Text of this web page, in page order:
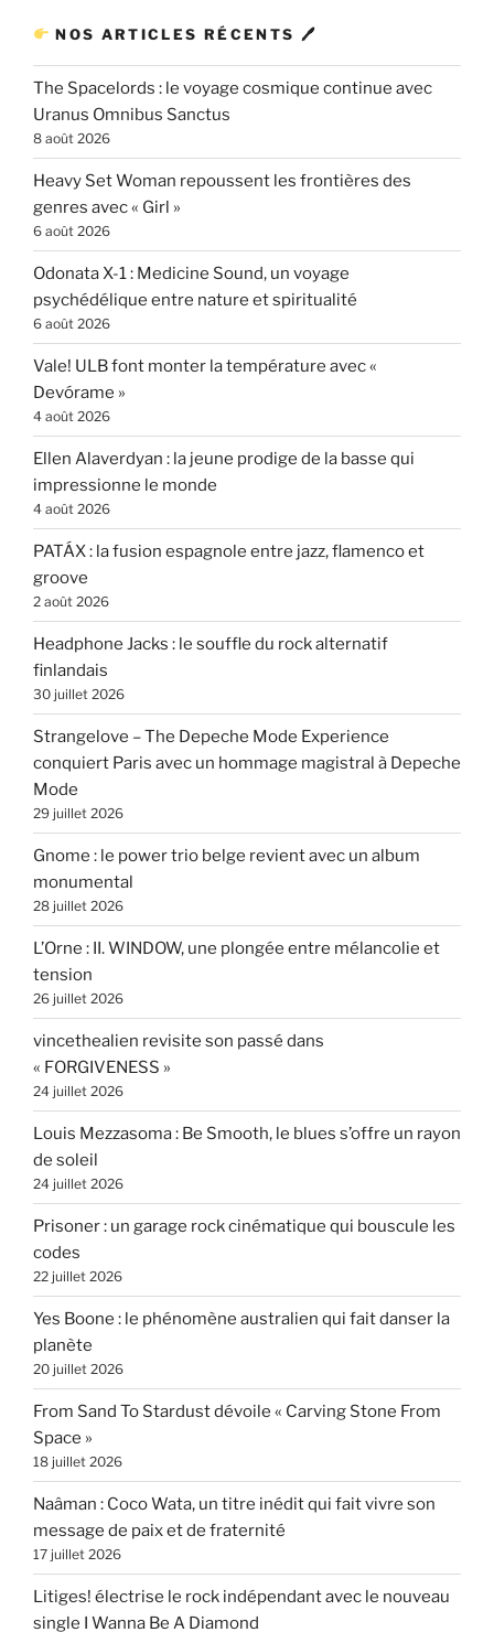
NOS ARTICLES RÉCENTS 🖊
The Spacelords : le voyage cosmique continue avec
Uranus Omnibus Sanctus
8 août 2026
Heavy Set Woman repoussent les frontières des
genres avec « Girl »
6 août 2026
Odonata X-1 : Medicine Sound, un voyage
psychédélique entre nature et spiritualité
6 août 2026
Vale! ULB font monter la température avec «
Devórame »
4 août 2026
Ellen Alaverdyan : la jeune prodige de la basse qui
impressionne le monde
4 août 2026
PATÁX : la fusion espagnole entre jazz, flamenco et
groove
2 août 2026
Headphone Jacks : le souffle du rock alternatif
finlandais
30 juillet 2026
Strangelove – The Depeche Mode Experience
conquiert Paris avec un hommage magistral à Depeche
Mode
29 juillet 2026
Gnome : le power trio belge revient avec un album
monumental
28 juillet 2026
L’Orne : II. WINDOW, une plongée entre mélancolie et
tension
26 juillet 2026
vincethealien revisite son passé dans
« FORGIVENESS »
24 juillet 2026
Louis Mezzasoma : Be Smooth, le blues s’offre un rayon
de soleil
24 juillet 2026
Prisoner : un garage rock cinématique qui bouscule les
codes
22 juillet 2026
Yes Boone : le phénomène australien qui fait danser la
planète
20 juillet 2026
From Sand To Stardust dévoile « Carving Stone From
Space »
18 juillet 2026
Naâman : Coco Wata, un titre inédit qui fait vivre son
message de paix et de fraternité
17 juillet 2026
Litiges! électrise le rock indépendant avec le nouveau
single I Wanna Be A Diamond